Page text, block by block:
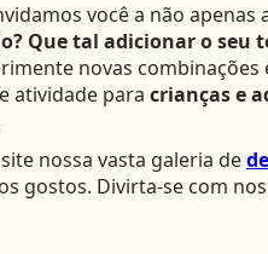
você a não apenas
Que tal adicionar o seu
novas combinações
atividade para crianças e
nossa vasta galeria de
gostos. Divirta-se com